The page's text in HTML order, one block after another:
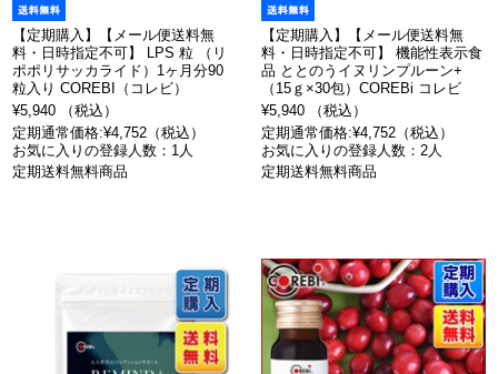
【定期購入】【メール便送料無
料・日時指定不可】 LPS 粒 （リ
ポポリサッカライド）1ヶ月分90
粒入り COREBI（コレビ）
¥5,940 （税込）
定期通常価格:¥4,752（税込）
お気に入りの登録人数：1人
定期送料無料商品
【定期購入】【メール便送料無
料・日時指定不可】 機能性表示食
品 ととのうイヌリンプルーン+
（15ｇ×30包）COREBi コレビ
¥5,940 （税込）
定期通常価格:¥4,752（税込）
お気に入りの登録人数：2人
定期送料無料商品